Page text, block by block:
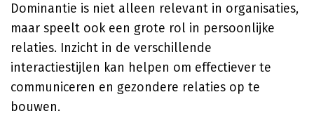
Dominantie is niet alleen relevant in organisaties,
maar speelt ook een grote rol in persoonlijke
relaties. Inzicht in de verschillende
interactiestijlen kan helpen om effectiever te
communiceren en gezondere relaties op te
bouwen.